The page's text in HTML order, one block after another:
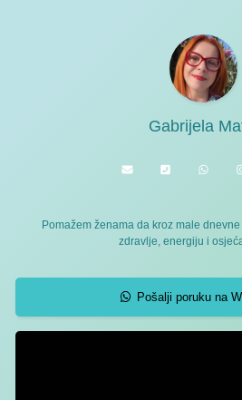
Gabrijela
Pomažem ženama da kroz male
zdravlje, energiju i
Pošalji poruku na